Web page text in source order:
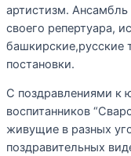
артистизм. Ансамбль
своего репертуара,
башкирские,русские
постановки.
С поздравлениями к
воспитанников
живущие в разных
поздравительных